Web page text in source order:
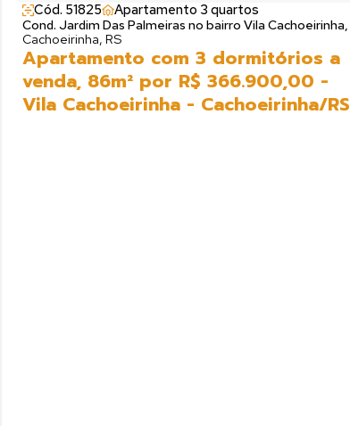
Cód. 51825 Apartamento 3 quartos
Cond. Jardim Das Palmeiras no bairro Vila Cachoeirinha,
Cachoeirinha, RS
Apartamento com 3 dormitórios a
venda, 86m² por R$ 366.900,00 -
Vila Cachoeirinha - Cachoeirinha/RS